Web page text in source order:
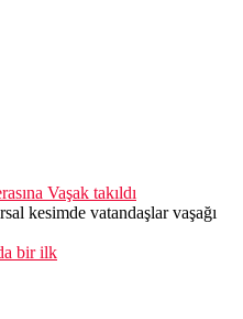
Vaşak takıldı
kesimde vatandaşlar vaşağı